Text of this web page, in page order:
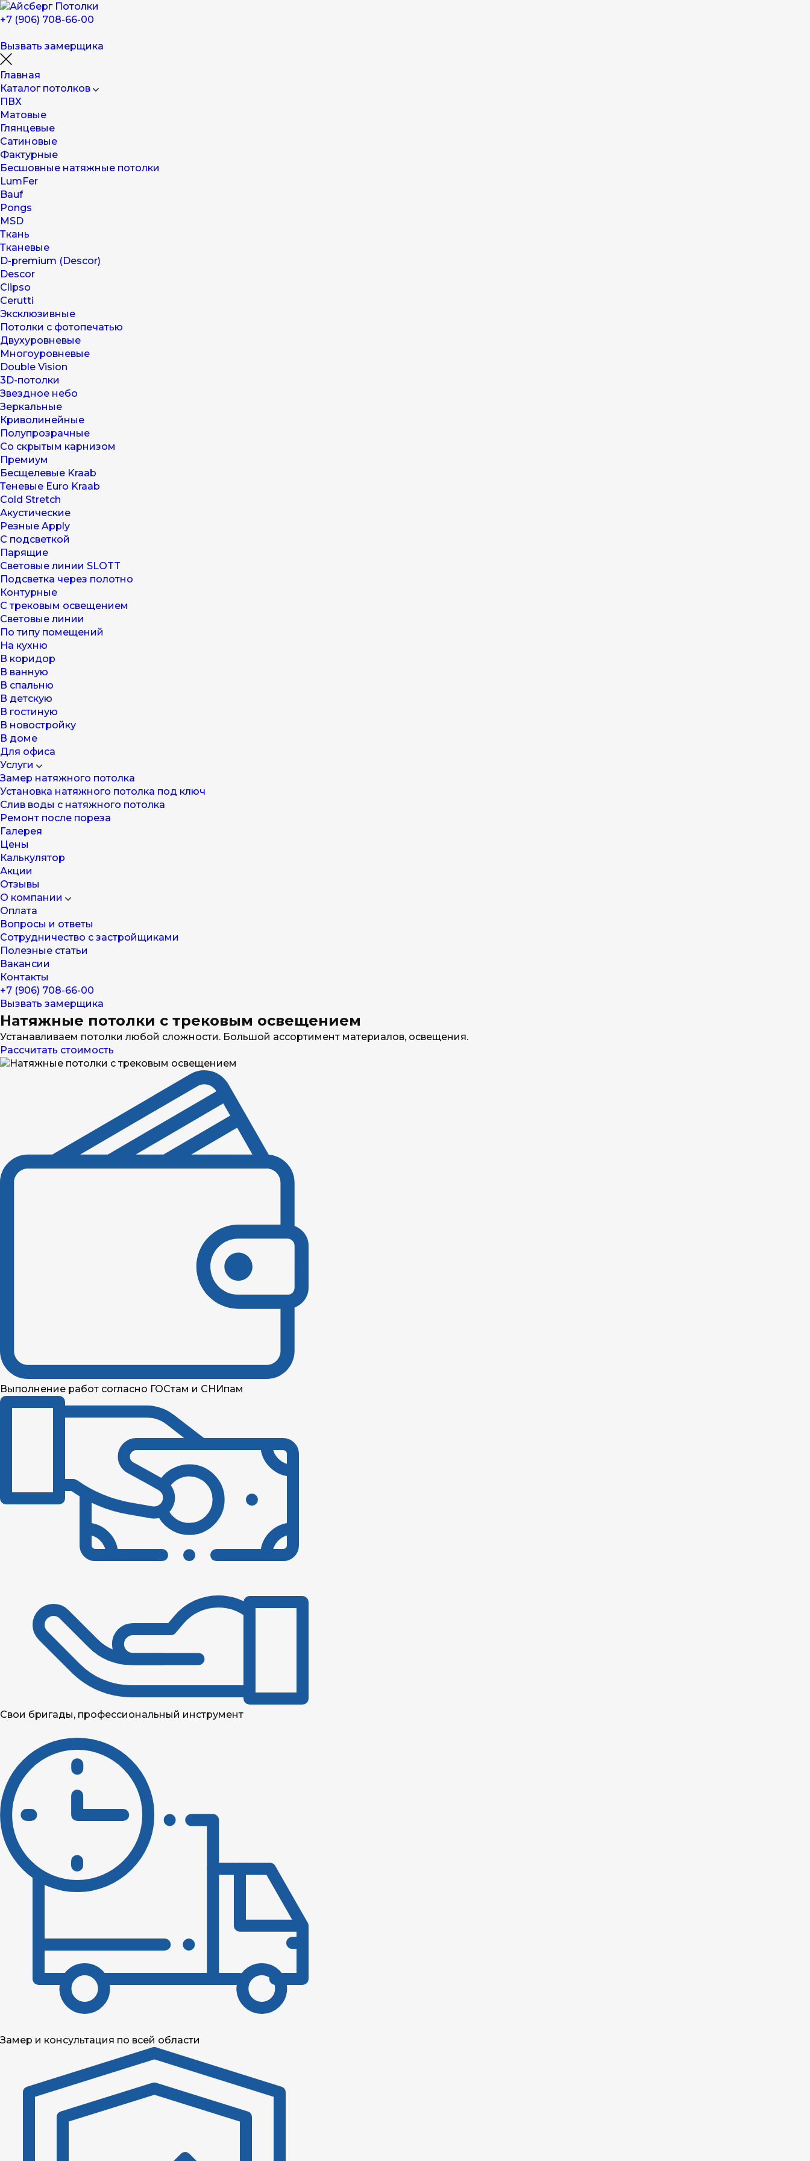
+7 (906) 708-66-00
Вызвать замерщика
Главная
Каталог потолков
ПВХ
Матовые
Глянцевые
Сатиновые
Фактурные
Бесшовные натяжные потолки
LumFer
Bauf
Pongs
MSD
Ткань
Тканевые
D-premium (Descor)
Descor
Clipso
Cerutti
Эксклюзивные
Потолки с фотопечатью
Двухуровневые
Многоуровневые
Double Vision
3D-потолки
Звездное небо
Зеркальные
Криволинейные
Полупрозрачные
Со скрытым карнизом
Премиум
Бесщелевые Kraab
Теневые Euro Kraab
Cold Stretch
Акустические
Резные Apply
С подсветкой
Парящие
Световые линии SLOTT
Подсветка через полотно
Контурные
С трековым освещением
Световые линии
По типу помещений
На кухню
В коридор
В ванную
В спальню
В детскую
В гостиную
В новостройку
В доме
Для офиса
Услуги
Замер натяжного потолка
Установка натяжного потолка под ключ
Слив воды с натяжного потолка
Ремонт после пореза
Галерея
Цены
Калькулятор
Акции
Отзывы
О компании
Оплата
Вопросы и ответы
Сотрудничество с застройщиками
Полезные статьи
Вакансии
Контакты
+7 (906) 708-66-00
Вызвать замерщика
Натяжные потолки с трековым освещением
Устанавливаем потолки любой сложности. Большой ассортимент материалов, освещения.
Рассчитать стоимость
Выполнение работ согласно ГОСтам и СНИпам
Свои бригады, профессиональный инструмент
Замер и консультация по всей области